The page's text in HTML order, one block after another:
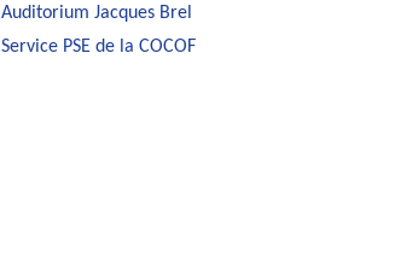
Auditorium Jacques Brel
Service PSE de la COCOF